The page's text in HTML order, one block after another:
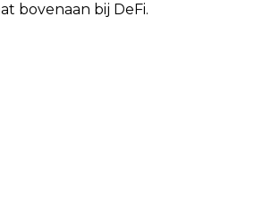
bovenaan bij DeFi.